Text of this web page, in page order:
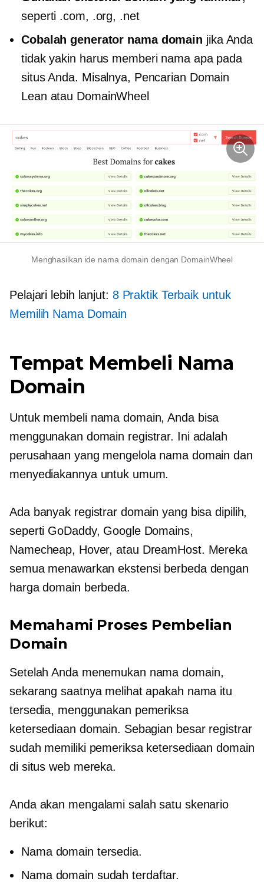
seperti .com, .org, .net
Cobalah generator nama domain jika Anda
tidak yakin harus memberi nama apa pada
situs Anda. Misalnya, Pencarian Domain
Lean atau DomainWheel
Menghasilkan ide nama domain dengan DomainWheel
Pelajari lebih lanjut: 8 Praktik Terbaik untuk
Memilih Nama Domain
Tempat Membeli Nama
Domain
Untuk membeli nama domain, Anda bisa
menggunakan domain registrar. Ini adalah
perusahaan yang mengelola nama domain dan
menyediakannya untuk umum.
Ada banyak registrar domain yang bisa dipilih,
seperti GoDaddy, Google Domains,
Namecheap, Hover, atau DreamHost. Mereka
semua menawarkan ekstensi berbeda dengan
harga domain berbeda.
Memahami Proses Pembelian
Domain
Setelah Anda menemukan nama domain,
sekarang saatnya melihat apakah nama itu
tersedia, menggunakan pemeriksa
ketersediaan domain. Sebagian besar registrar
sudah memiliki pemeriksa ketersediaan domain
di situs web mereka.
Anda akan mengalami salah satu skenario
berikut:
Nama domain tersedia.
Nama domain sudah terdaftar.